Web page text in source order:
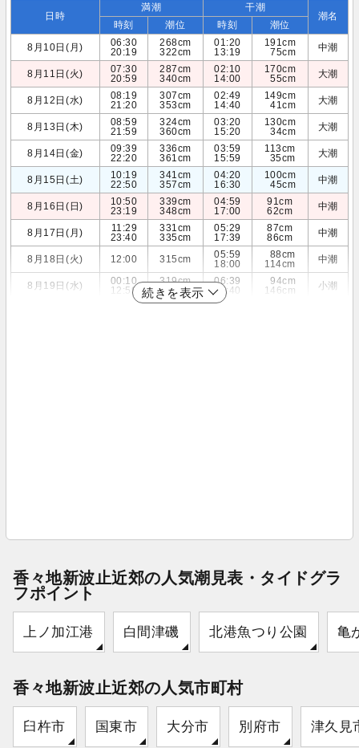
日時
満潮 干潮
潮名
時刻 潮位 時刻
潮位
8月10日(月)
06:30
20:19
268cm
322cm
01:20
13:19
191cm
75cm
中潮
8月11日(火)
07:30
20:59
287cm
340cm
02:10
14:00
170cm
55cm
大潮
8月12日(水)
08:19
21:20
307cm
353cm
02:49
14:40
149cm
41cm
大潮
8月13日(木)
08:59
21:59
324cm
360cm
03:20
15:20
130cm
34cm
大潮
8月14日(金)
09:39
22:20
336cm
361cm
03:59
15:59
113cm
35cm
大潮
8月15日(土)
10:19
22:50
341cm
357cm
04:20
16:30
100cm
45cm
中潮
8月16日(日)
10:50
23:19
339cm
348cm
04:59
17:00
91cm
62cm
中潮
8月17日(月)
11:29
23:40
331cm
335cm
05:29
17:39
87cm
86cm
中潮
8月18日(火) 12:00 315cm
05:59
18:00
88cm
114cm
中潮
8月19日(水)
00:10
12:59
319cm
295cm
06:39
18:40
94cm
146cm
小潮
続きを表示
香々地新波止近郊の人気潮見表・タイドグラ
フポイント
上ノ加江港 白間津磯 北港魚つり公園 亀
香々地新波止近郊の人気市町村
臼杵市 国東市 大分市 別府市 津久見